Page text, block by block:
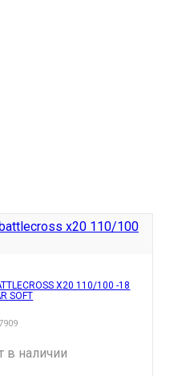
X20 110/100 -18
SOFT